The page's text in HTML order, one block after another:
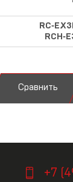
Сравнить
+7